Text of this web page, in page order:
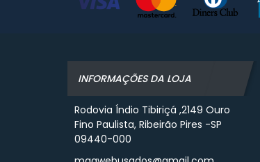
INFORMAÇÕES DA LOJA
Rodovia Índio Tibiriçá ,2149 Ouro
Fino Paulista, Ribeirão Pires -SP
09440-000